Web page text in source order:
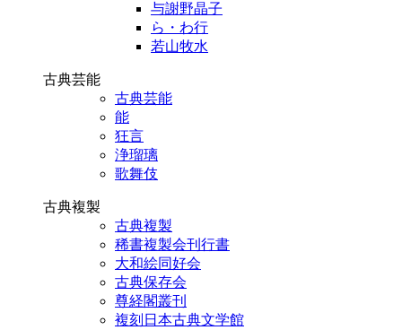
与謝野晶子
ら・わ行
若山牧水
古典芸能
古典芸能
能
狂言
浄瑠璃
歌舞伎
古典複製
古典複製
稀書複製会刊行書
大和絵同好会
古典保存会
尊経閣叢刊
複刻日本古典文学館